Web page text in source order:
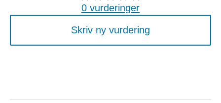
0 vurderinger
Skriv ny vurdering